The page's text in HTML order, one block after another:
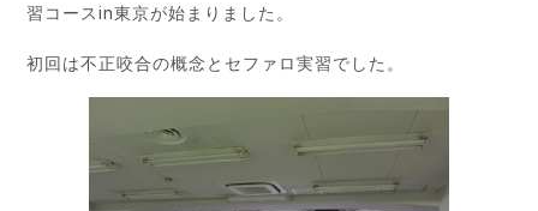
習コースin東京が始まりました。
初回は不正咬合の概念とセファロ実習でした。